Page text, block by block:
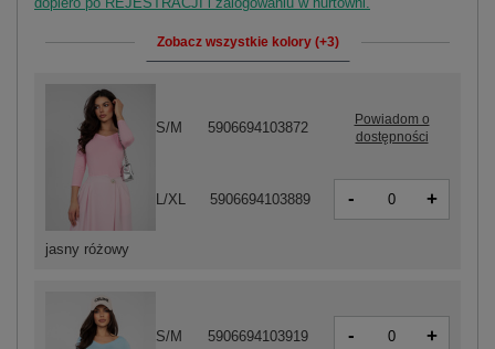
Zobacz wszystkie kolory (+3)
S/M 5906694103919 - +
jasny różowy
S/M 5906694103872
Powiadom o
dostępności
L/XL 5906694103889 - +